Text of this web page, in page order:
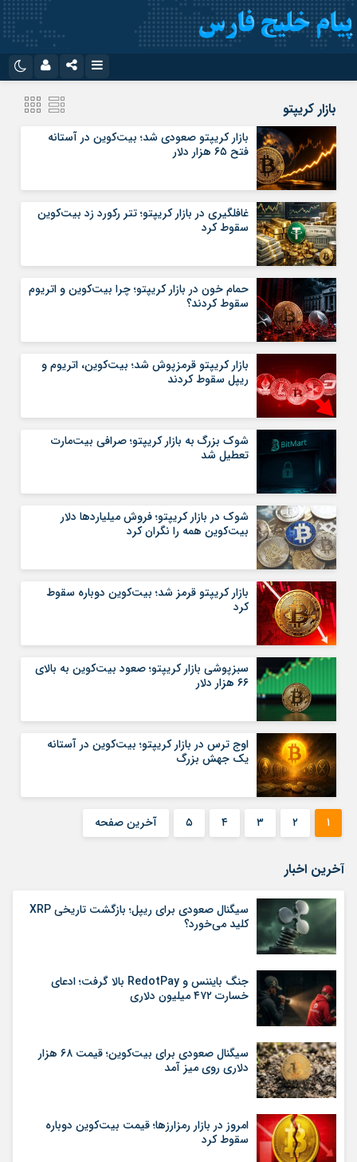
سروش
آپارات
رمز عبور
مرا به خاطر بسپار
بازار کریپتو
بازار کریپتو صعودی شد؛ بیت‌کوین در آستانه
فتح ۶۵ هزار دلار
غافلگیری در بازار کریپتو؛ تتر رکورد زد بیت‌کوین
سقوط کرد
حمام خون در بازار کریپتو؛ چرا بیت‌کوین و اتریوم
سقوط کردند؟
بازار کریپتو قرمزپوش شد؛ بیت‌کوین، اتریوم و
ریپل سقوط کردند
شوک بزرگ به بازار کریپتو؛ صرافی بیت‌مارت
تعطیل شد
شوک در بازار کریپتو؛ فروش میلیاردها دلار
بیت‌کوین همه را نگران کرد
بازار کریپتو قرمز شد؛ بیت‌کوین دوباره سقوط
کرد
سبزپوشی بازار کریپتو؛ صعود بیت‌کوین به بالای
۶۶ هزار دلار
اوج ترس در بازار کریپتو؛ بیت‌کوین در آستانه
یک جهش بزرگ
۱ ۲ ۳ ۴ ۵ آخرین صفحه
آخرین اخبار
سیگنال صعودی برای ریپل؛ بازگشت تاریخی XRP
کلید می‌خورد؟
جنگ بایننس و RedotPay بالا گرفت؛ ادعای
خسارت ۴۷۲ میلیون دلاری
سیگنال صعودی برای بیت‌کوین؛ قیمت ۶۸ هزار
دلاری روی میز آمد
امروز در بازار رمزارزها؛ قیمت بیت‌کوین دوباره
سقوط کرد